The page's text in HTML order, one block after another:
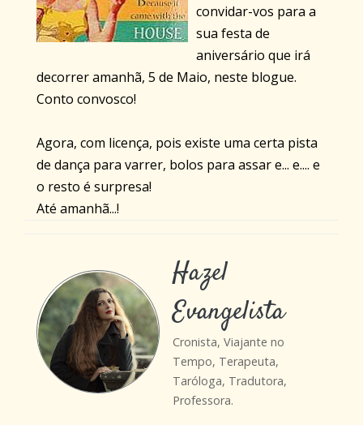
convidar-vos para a
sua festa de
aniversário que irá
decorrer amanhã, 5 de Maio, neste blogue.
Conto convosco!
Agora, com licença, pois existe uma certa pista
de dança para varrer, bolos para assar e... e.... e
o resto é surpresa!
Até amanhã...!
Hazel
Evangelista
Cronista, Viajante no
Tempo, Terapeuta,
Taróloga, Tradutora,
Professora.